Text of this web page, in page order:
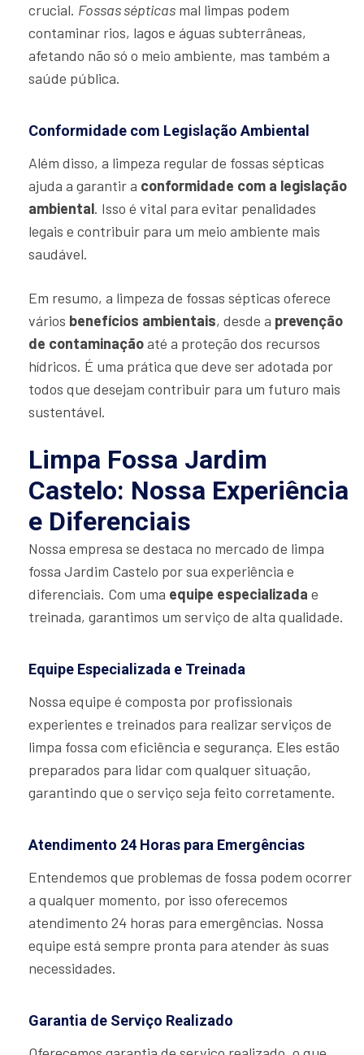
crucial. Fossas sépticas mal limpas podem
contaminar rios, lagos e águas subterrâneas,
afetando não só o meio ambiente, mas também a
saúde pública.
Conformidade com Legislação Ambiental
Além disso, a limpeza regular de fossas sépticas
ajuda a garantir a conformidade com a legislação
ambiental. Isso é vital para evitar penalidades
legais e contribuir para um meio ambiente mais
saudável.
Em resumo, a limpeza de fossas sépticas oferece
vários benefícios ambientais, desde a prevenção
de contaminaçãoaté a proteção dos recursos
hídricos. É uma prática que deve ser adotada por
todos que desejam contribuir para um futuro mais
sustentável.
Limpa Fossa Jardim
Castelo: Nossa Experiência
e Diferenciais
Nossa empresa se destaca no mercado de limpa
fossa Jardim Castelo por sua experiência e
diferenciais. Com uma equipe especializada e
treinada, garantimos um serviço de alta qualidade.
Equipe Especializada e Treinada
Nossa equipe é composta por profissionais
experientes e treinados para realizar serviços de
limpa fossa com eficiência e segurança. Eles estão
preparados para lidar com qualquer situação,
garantindo que o serviço seja feito corretamente.
Atendimento 24 Horas para Emergências
Entendemos que problemas de fossa podem ocorrer
a qualquer momento, por isso oferecemos
atendimento 24 horas para emergências. Nossa
equipe está sempre pronta para atender às suas
necessidades.
Garantia de Serviço Realizado